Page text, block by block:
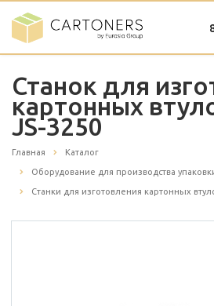
Станок для
картонных
JS-3250
Главная Каталог
Оборудование для производства
Станки для изготовления картонных